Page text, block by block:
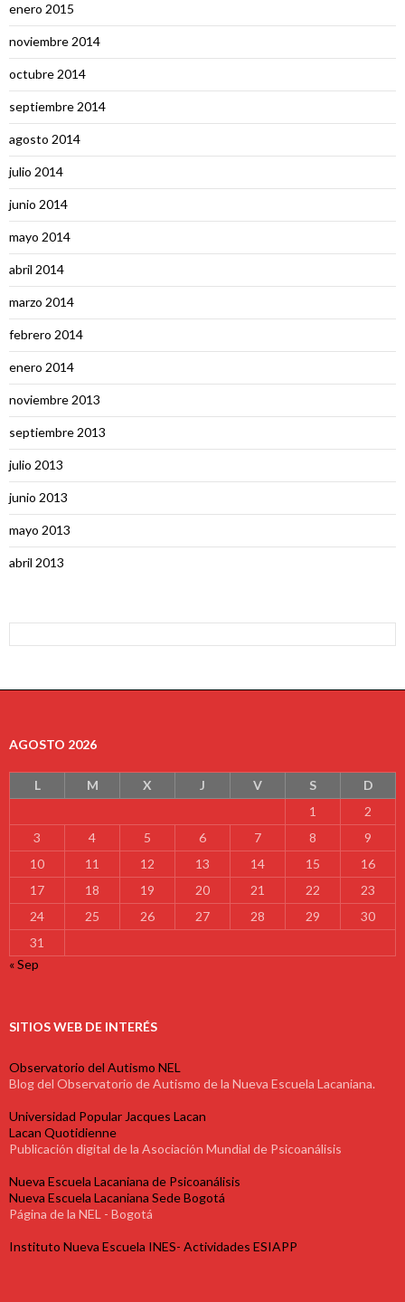
enero 2015
noviembre 2014
octubre 2014
septiembre 2014
agosto 2014
julio 2014
junio 2014
mayo 2014
abril 2014
marzo 2014
febrero 2014
enero 2014
noviembre 2013
septiembre 2013
julio 2013
junio 2013
mayo 2013
abril 2013
AGOSTO 2026
L M X J V S
D
1
2
3
4 5 6 7 8
9
10
11 12 13 14 15
16
17
18 19 20 21 22
23
24
25 26 27 28 29
30
31
« Sep
SITIOS WEB DE INTERÉS
Observatorio del Autismo NEL
Blog del Observatorio de Autismo de la Nueva Escuela Lacaniana.
Universidad Popular Jacques Lacan
Lacan Quotidienne
Publicación digital de la Asociación Mundial de Psicoanálisis
Nueva Escuela Lacaniana de Psicoanálisis
Nueva Escuela Lacaniana Sede Bogotá
Página de la NEL - Bogotá
Instituto Nueva Escuela INES- Actividades ESIAPP